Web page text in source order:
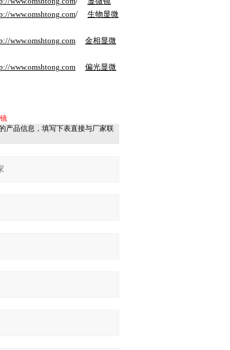
www.omshtong.com/
生物显微
www.omshtong.com
金相显微
www.omshtong.com
偏光显微
产品信息，填写下表直接与厂家联